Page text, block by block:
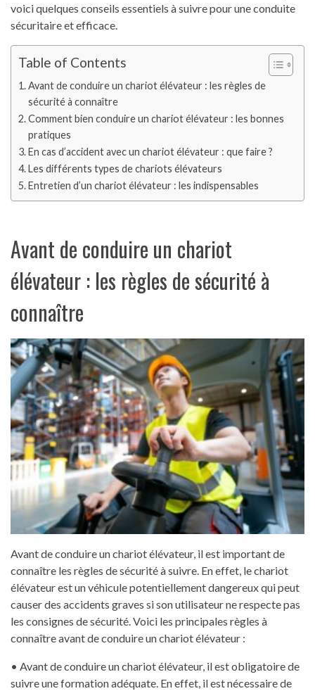
voici quelques conseils essentiels à suivre pour une conduite
sécuritaire et efficace.
Table of Contents
Avant de conduire un chariot élévateur : les règles de
sécurité à connaître
Comment bien conduire un chariot élévateur : les bonnes
pratiques
En cas d’accident avec un chariot élévateur : que faire ?
Les différents types de chariots élévateurs
Entretien d’un chariot élévateur : les indispensables
Avant de conduire un chariot
élévateur : les règles de sécurité à
connaître
Avant de conduire un chariot élévateur, il est important de
connaître les règles de sécurité à suivre. En effet, le chariot
élévateur est un véhicule potentiellement dangereux qui peut
causer des accidents graves si son utilisateur ne respecte pas
les consignes de sécurité. Voici les principales règles à
connaître avant de conduire un chariot élévateur :
• Avant de conduire un chariot élévateur, il est obligatoire de
suivre une formation adéquate. En effet, il est nécessaire de